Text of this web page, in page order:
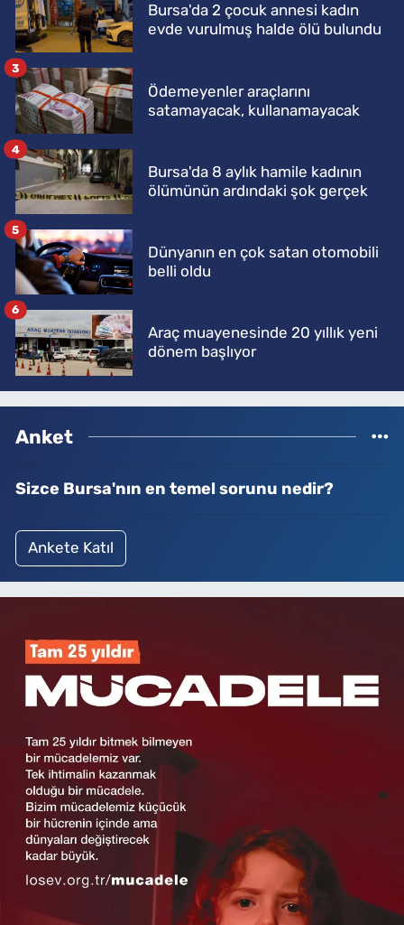
Bursa'da 2 çocuk annesi kadın
evde vurulmuş halde ölü bulundu
Ödemeyenler araçlarını
satamayacak, kullanamayacak
3
Bursa'da 8 aylık hamile kadının
ölümünün ardındaki şok gerçek
4
Dünyanın en çok satan otomobili
belli oldu
5
Araç muayenesinde 20 yıllık yeni
dönem başlıyor
6
Anket
Sizce Bursa'nın en temel sorunu nedir?
Ankete Katıl